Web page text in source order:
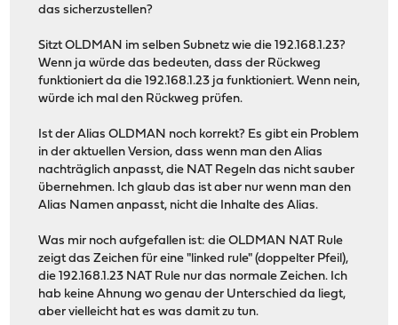
das sicherzustellen?
Sitzt OLDMAN im selben Subnetz wie die 192.168.1.23?
Wenn ja würde das bedeuten, dass der Rückweg
funktioniert da die 192.168.1.23 ja funktioniert. Wenn nein,
würde ich mal den Rückweg prüfen.
Ist der Alias OLDMAN noch korrekt? Es gibt ein Problem
in der aktuellen Version, dass wenn man den Alias
nachträglich anpasst, die NAT Regeln das nicht sauber
übernehmen. Ich glaub das ist aber nur wenn man den
Alias Namen anpasst, nicht die Inhalte des Alias.
Was mir noch aufgefallen ist: die OLDMAN NAT Rule
zeigt das Zeichen für eine "linked rule" (doppelter Pfeil),
die 192.168.1.23 NAT Rule nur das normale Zeichen. Ich
hab keine Ahnung wo genau der Unterschied da liegt,
aber vielleicht hat es was damit zu tun.